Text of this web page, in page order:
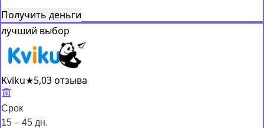
Получить деньги
лучший выбор
Kviku★5,03 отзыва
Срок
15 – 45 дн.